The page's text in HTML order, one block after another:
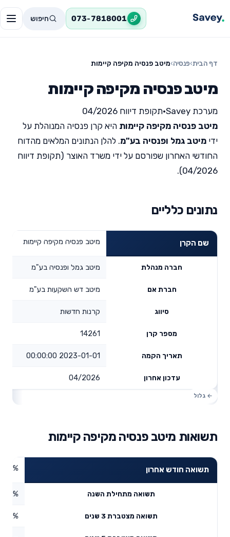
073-7818001 חיפוש
דף הבית›פנסיה›מיטב פנסיה מקיפה קיימות
מיטב פנסיה מקיפה קיימות
מערכת Savey •תקופת דיווח 04/2026
מיטב פנסיה מקיפה קיימות היא קרן פנסיה המנוהלת על
ידי מיטב גמל ופנסיה בע"מ. להלן הנתונים המלאים מהדוח
החודשי האחרון שפורסם על ידי משרד האוצר (תקופת דיווח
04/2026).
נתונים כלליים
שם הקרן מיטב פנסיה מקיפה קיימות
חברה מנהלת מיטב גמל ופנסיה בע"מ
חברת אם מיטב דש השקעות בע"מ
סיווג קרנות חדשות
מספר קרן 14261
תאריך הקמה 2023-01-01 00:00:00
עדכון אחרון 04/2026
תשואות מיטב פנסיה מקיפה קיימות
תשואה חודש אחרון
תשואה מתחילת השנה
תשואה מצטברת 3 שנים